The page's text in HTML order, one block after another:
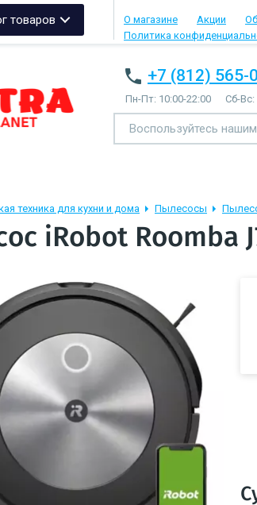
товаров О магазине Акции
Политика
+7 (812) 565-
Пн-Пт: 10:00-22:00 Сб-Вс:
техника для кухни и дома Пылесосы
iRobot Roomba